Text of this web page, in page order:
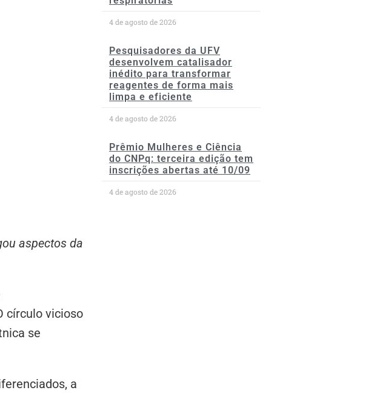
aspectos da
círculo vicioso
se
a
4 de agosto de 2026
Pesquisadores da UFV
desenvolvem catalisador
inédito para transformar
reagentes de forma mais
limpa e eficiente
4 de agosto de 2026
Prêmio Mulheres e Ciência
do CNPq: terceira edição tem
inscrições abertas até 10/09
4 de agosto de 2026